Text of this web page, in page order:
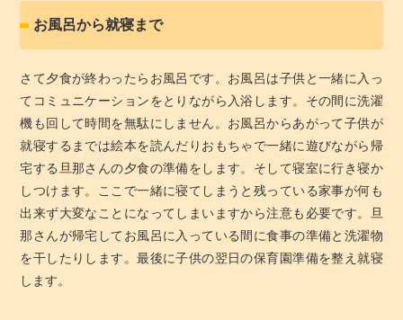
お風呂から就寝まで
さて夕食が終わったらお風呂です。お風呂は子供と一緒に入っ
てコミュニケーションをとりながら入浴します。その間に洗濯
機も回して時間を無駄にしません。お風呂からあがって子供が
就寝するまでは絵本を読んだりおもちゃで一緒に遊びながら帰
宅する旦那さんの夕食の準備をします。そして寝室に行き寝か
しつけます。ここで一緒に寝てしまうと残っている家事が何も
出来ず大変なことになってしまいますから注意も必要です。旦
那さんが帰宅してお風呂に入っている間に食事の準備と洗濯物
を干したりします。最後に子供の翌日の保育園準備を整え就寝
します。